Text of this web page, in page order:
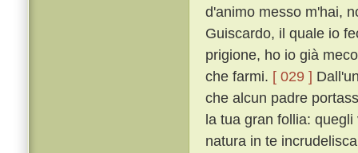
d'animo messo m'hai,
Guiscardo, il quale io
prigione, ho io già
che farmi. [ 029 ]
che alcun padre
la tua gran follia:
natura in te